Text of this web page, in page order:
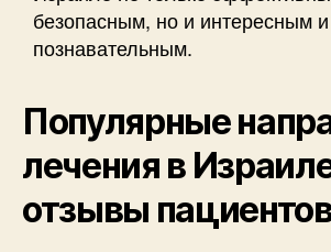
безопасным, но и интересным и
познавательным.
Популярные
лечения в
отзывы